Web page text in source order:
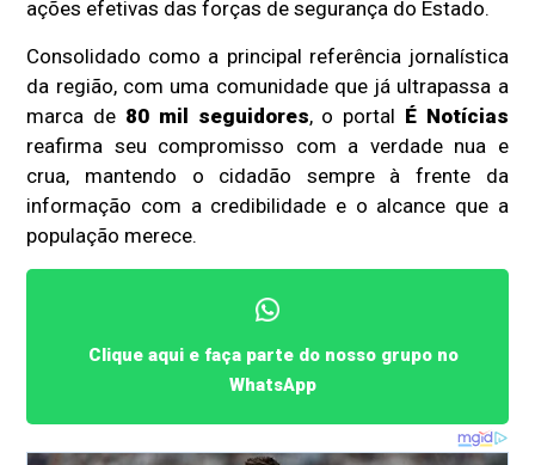
ações efetivas das forças de segurança do Estado.
Consolidado como a principal referência jornalística
da região, com uma comunidade que já ultrapassa a
marca de 80 mil seguidores, o portal É Notícias
reafirma seu compromisso com a verdade nua e
crua, mantendo o cidadão sempre à frente da
informação com a credibilidade e o alcance que a
população merece.
Clique aqui e faça parte do nosso grupo no
WhatsApp